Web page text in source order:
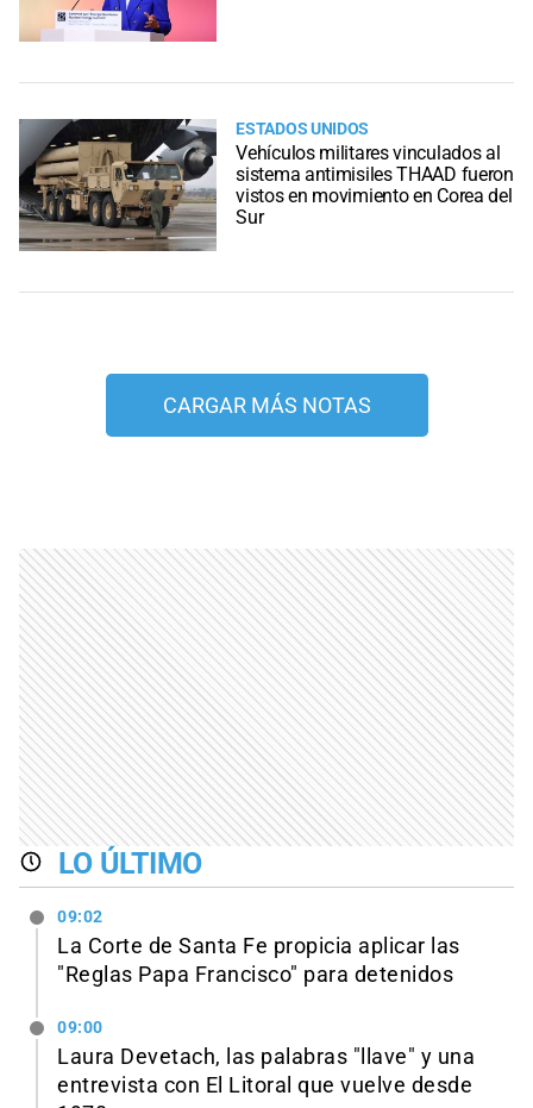
ESTADOS UNIDOS
Vehículos militares vinculados al
sistema antimisiles THAAD fueron
vistos en movimiento en Corea del
Sur
CARGAR MÁS NOTAS
LO ÚLTIMO
09:02
La Corte de Santa Fe propicia aplicar las
"Reglas Papa Francisco" para detenidos
09:00
Laura Devetach, las palabras "llave" y una
entrevista con El Litoral que vuelve desde